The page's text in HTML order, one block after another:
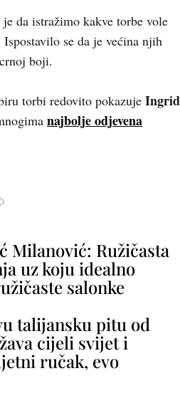
da istražimo kakve torbe vole
Ispostavilo se da je većina njih
boji.
torbi redovito pokazuje Ingrid
najbolje odjevena
Milanović: Ružičasta
uz koju idealno
salonke
talijansku pitu od
cijeli svijet i
ručak, evo